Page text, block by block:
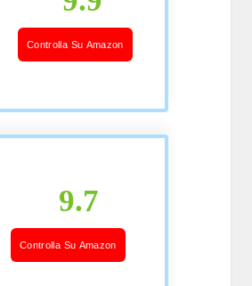
Controlla Su Amazon
9.7
Controlla Su Amazon